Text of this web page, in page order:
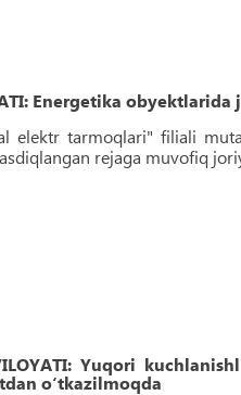
Energetika
elektr tarmoqlari" filiali
rejaga muvofiq
Yuqori
o‘tkazilmoqda